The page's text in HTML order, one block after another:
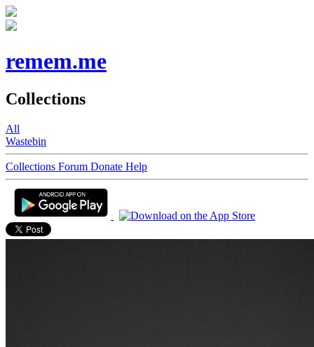
remem.me
Collections
All
Wastebin
Collections Forum Donate Help